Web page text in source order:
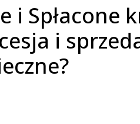
i Spłacone
i